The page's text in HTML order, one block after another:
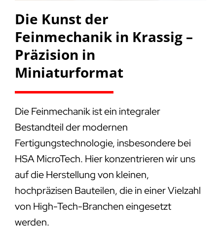
Die Kunst der
Feinmechanik in Krassig –
Präzision in
Miniaturformat
Die Feinmechanik ist ein integraler
Bestandteil der modernen
Fertigungstechnologie, insbesondere bei
HSA MicroTech. Hier konzentrieren wir uns
auf die Herstellung von kleinen,
hochpräzisen Bauteilen, die in einer Vielzahl
von High-Tech-Branchen eingesetzt
werden.